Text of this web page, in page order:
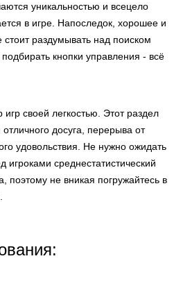
уникальностью и всецело
в игре. Напоследок, хорошее и
раздумывать над поиском
кнопки управления - всё
своей легкостью. Этот раздел
досуга, перерыва от
удовольствия. Не нужно ожидать
игроками среднестатистический
поэтому не вникая погружайтесь в